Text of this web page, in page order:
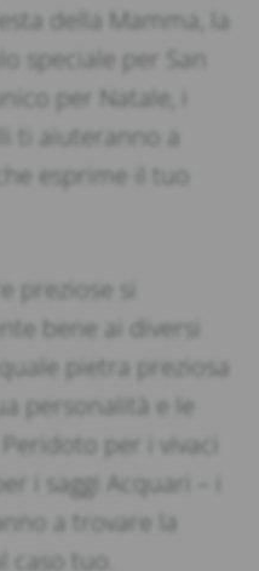
della Mamma, la
speciale per San
per Natale, i
ti aiuteranno a
esprime il tuo
preziose si
bene ai diversi
pietra preziosa
personalità e le
per i vivaci
i saggi Acquari – i
a trovare la
tuo.